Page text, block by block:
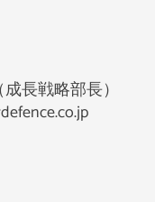
長戦略部長）